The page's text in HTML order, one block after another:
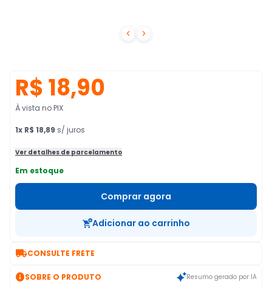
 
R$ 18,90
À vista no PIX
1x R$ 18,89 s/ juros
Ver detalhes de parcelamento
Em estoque
Comprar agora
Adicionar ao carrinho
CONSULTE FRETE
SOBRE O PRODUTO Resumo gerado por IA